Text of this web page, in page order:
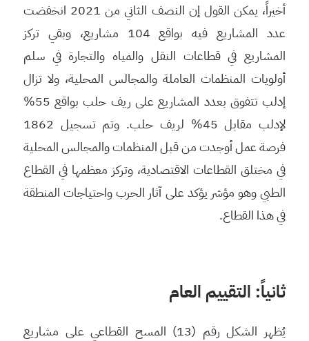
أخيراً، يمكن القول إن النصف الثاني من 2021 انخفضت
عدد المشاريع فيه بواقع 104 مشاريع، وبقي تركز
المشاريع في قطاعات النقل والمياه والتجارة في سلم
أولويات المنظمات العاملة والمجالس المحلية، ولا تزال
إدلب تتفوق بعدد المشاريع على ريف حلب بواقع 55%
لإدلب مقابل 45% لريف حلب. وتم تسجيل 1862
فرصة عمل أوجدت من قبل المنظمات والمجالس المحلية
في مختلق القطاعات الاقتصادية، وتركز معظمها في القطاع
الطبي وهو مؤشر يؤكد على آثار الحرب واحتياجات المنطقة
في هذا القطاع.
ثانياً: التقييم العام
يُظهر الشكل رقم (13) المسح القطاعي على مشاريع